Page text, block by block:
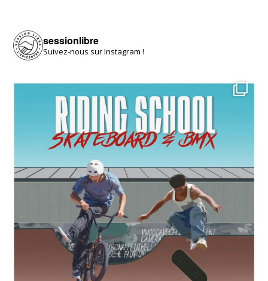
sessionlibre
Suivez-nous sur Instagram !